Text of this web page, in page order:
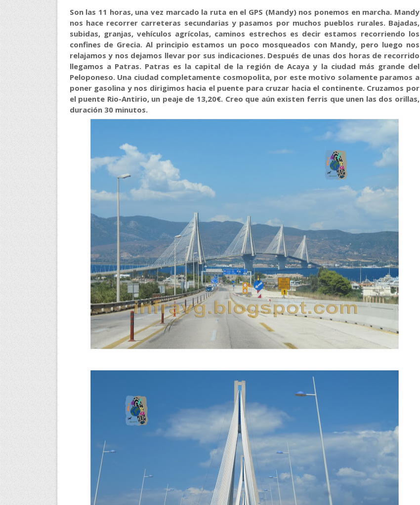
Son las 11 horas, una vez marcado la ruta en el GPS (Mandy) nos ponemos en marcha. Mandy
nos hace recorrer carreteras secundarias y pasamos por muchos pueblos rurales. Bajadas,
subidas, granjas, vehículos agrícolas, caminos estrechos es decir estamos recorriendo los
confines de Grecia. Al principio estamos un poco mosqueados con Mandy, pero luego nos
relajamos y nos dejamos llevar por sus indicaciones. Después de unas dos horas de recorrido
llegamos a Patras. Patras es la capital de la región de Acaya y la ciudad más grande del
Peloponeso. Una ciudad completamente cosmopolita, por este motivo solamente paramos a
poner gasolina y nos dirigimos hacia el puente para cruzar hacia el continente. Cruzamos por
el puente Rio-Antirio, un peaje de 13,20€. Creo que aún existen ferris que unen las dos orillas,
duración 30 minutos.
A quienes me preguntan la razón de mis viajes les contesto que sé bien de qué huyo pero ignoro lo que busco. De Michel De Montaigne